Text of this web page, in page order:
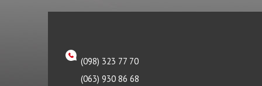
Натяжитель
(098) 323 77 70
(063) 930 86 68